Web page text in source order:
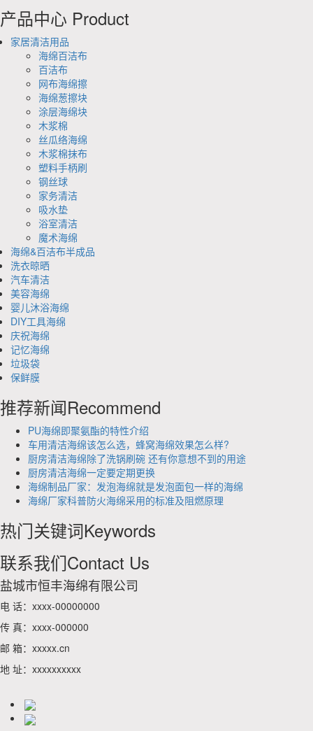
产品中心 Product
家居清洁用品
海绵百洁布
百洁布
网布海绵擦
海绵葱擦块
涂层海绵块
木浆棉
丝瓜络海绵
木浆棉抹布
塑料手柄刷
钢丝球
家务清洁
吸水垫
浴室清洁
魔术海绵
海绵&百洁布半成品
洗衣晾晒
汽车清洁
美容海绵
婴儿沐浴海绵
DIY工具海绵
庆祝海绵
记忆海绵
垃圾袋
保鲜膜
推荐新闻Recommend
PU海绵即聚氨酯的特性介绍
车用清洁海绵该怎么选，蜂窝海绵效果怎么样?
厨房清洁海绵除了洗锅刷碗 还有你意想不到的用途
厨房清洁海绵一定要定期更换
海绵制品厂家：发泡海绵就是发泡面包一样的海绵
海绵厂家科普防火海绵采用的标准及阻燃原理
热门关键词Keywords
联系我们Contact Us
盐城市恒丰海绵有限公司
电 话：xxxx-00000000
传 真：xxxx-000000
邮 箱：xxxxx.cn
地 址：xxxxxxxxxx